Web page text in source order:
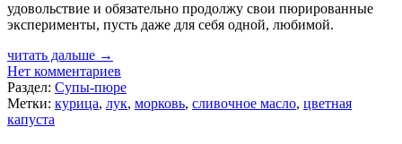
удовольствие и обязательно продолжу свои пюрированные
эксперименты, пусть даже для себя одной, любимой.
читать дальше →
Нет комментариев
Раздел: Супы-пюре
Метки: курица, лук, морковь, сливочное масло, цветная
капуста